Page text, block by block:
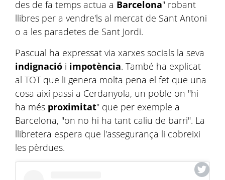
des de fa temps actua a Barcelona" robant
llibres per a vendre'ls al mercat de Sant Antoni
o a les paradetes de Sant Jordi.
Pascual ha expressat via xarxes socials la seva
indignació i impotència. També ha explicat
al TOT que li genera molta pena el fet que una
cosa així passi a Cerdanyola, un poble on "hi
ha més proximitat" que per exemple a
Barcelona, "on no hi ha tant caliu de barri". La
llibretera espera que l'assegurança li cobreixi
les pèrdues.